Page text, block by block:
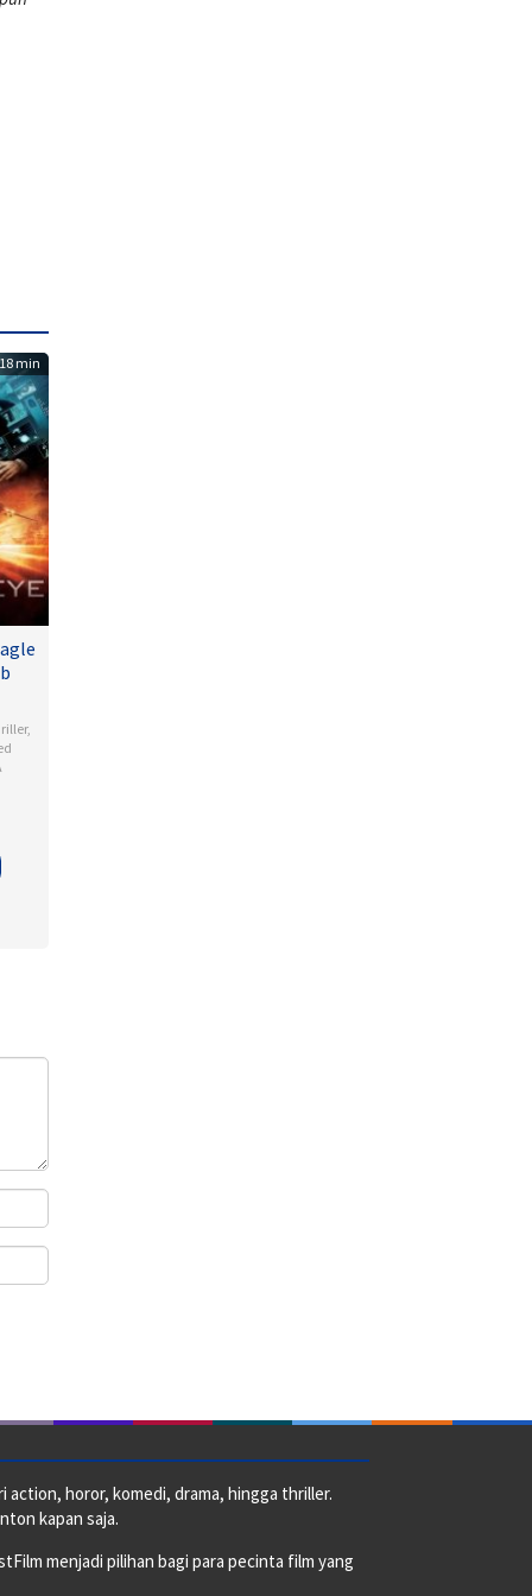
min
,
horor, komedi, drama, hingga thriller.
kapan saja.
menjadi pilihan bagi para pecinta film yang